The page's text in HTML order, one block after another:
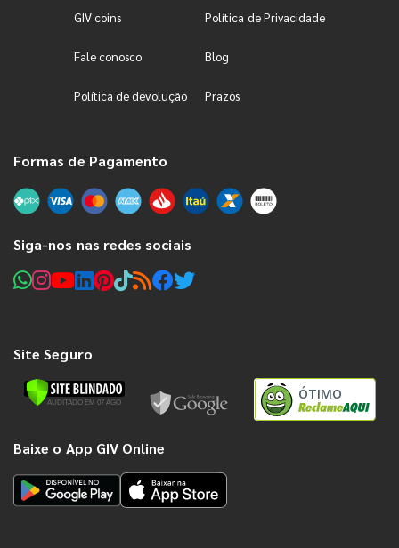
GIV coins Política de Privacidade
Fale conosco Blog
Política de devolução Prazos
Formas de Pagamento
Siga-nos nas redes sociais
Site Seguro
ÓTIMO
Baixe o App GIV Online